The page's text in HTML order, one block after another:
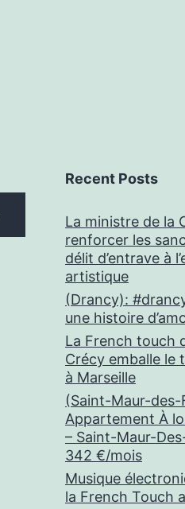
Recent Posts
La ministre de la
renforcer les
délit d’entrave à
artistique
(Drancy):
une histoire
La French touch
Crécy emballe le
à Marseille
(Saint-Maur-des-
Appartement À
– Saint-Maur-
342 €/mois
Musique
la French Touch